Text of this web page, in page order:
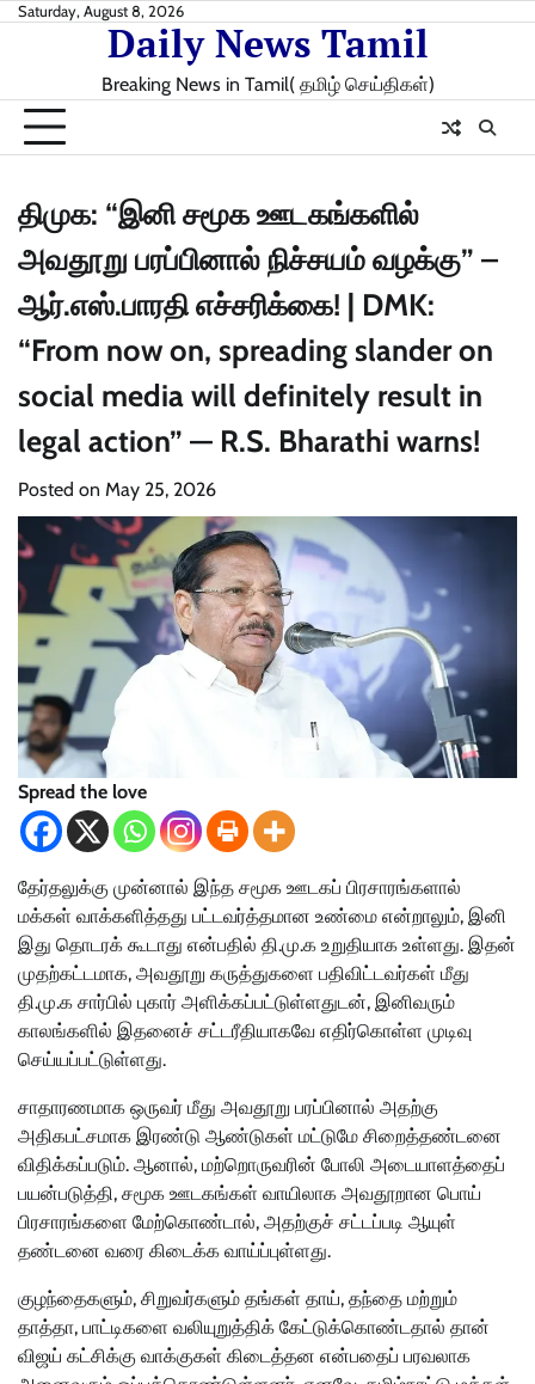
SkipSaturday, August 8, 2026
Daily News Tamil
Breaking News in Tamil( தமிழ் செய்திகள்)
திமுக: “இனி சமூக ஊடகங்களில்
அவதூறு பரப்பினால் நிச்சயம் வழக்கு” –
ஆர்.எஸ்.பாரதி எச்சரிக்கை! | DMK:
“From now on, spreading slander on
social media will definitely result in
legal action” — R.S. Bharathi warns!
Posted on May 25, 2026
Spread the love
தேர்தலுக்கு முன்னால் இந்த சமூக ஊடகப் பிரசாரங்களால்
மக்கள் வாக்களித்தது பட்டவர்த்தமான உண்மை என்றாலும், இனி
இது தொடரக் கூடாது என்பதில் தி.மு.க உறுதியாக உள்ளது. இதன்
முதற்கட்டமாக, அவதூறு கருத்துகளை பதிவிட்டவர்கள் மீது
தி.மு.க சார்பில் புகார் அளிக்கப்பட்டுள்ளதுடன், இனிவரும்
காலங்களில் இதனைச் சட்டரீதியாகவே எதிர்கொள்ள முடிவு
செய்யப்பட்டுள்ளது.
சாதாரணமாக ஒருவர் மீது அவதூறு பரப்பினால் அதற்கு
அதிகபட்சமாக இரண்டு ஆண்டுகள் மட்டுமே சிறைத்தண்டனை
விதிக்கப்படும். ஆனால், மற்றொருவரின் போலி அடையாளத்தைப்
பயன்படுத்தி, சமூக ஊடகங்கள் வாயிலாக அவதூறான பொய்
பிரசாரங்களை மேற்கொண்டால், அதற்குச் சட்டப்படி ஆயுள்
தண்டனை வரை கிடைக்க வாய்ப்புள்ளது.
குழந்தைகளும், சிறுவர்களும் தங்கள் தாய், தந்தை மற்றும்
தாத்தா, பாட்டிகளை வலியுறுத்திக் கேட்டுக்கொண்டதால் தான்
விஜய் கட்சிக்கு வாக்குகள் கிடைத்தன என்பதைப் பரவலாக